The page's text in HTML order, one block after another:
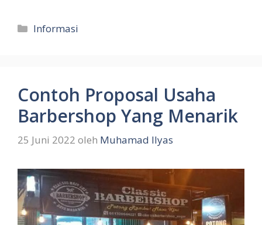
Kategori
Informasi
Contoh Proposal Usaha
Barbershop Yang Menarik
25 Juni 2022 oleh Muhamad Ilyas